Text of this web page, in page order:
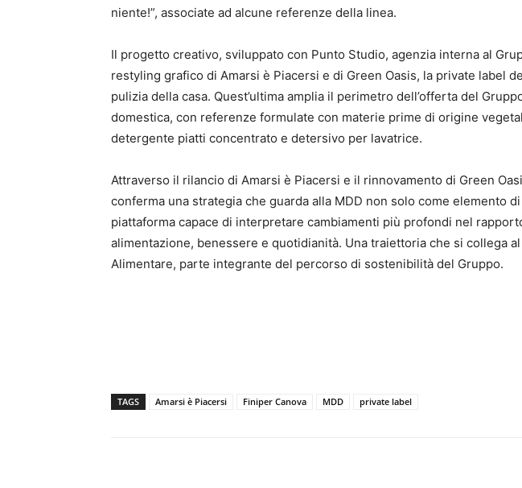
niente!”, associate ad alcune referenze della linea.
Il progetto creativo, sviluppato con Punto Studio, agenzia interna al
restyling grafico di Amarsi è Piacersi e di Green Oasis, la private label
pulizia della casa. Quest’ultima amplia il perimetro dell’offerta del
domestica, con referenze formulate con materie prime di origine
detergente piatti concentrato e detersivo per lavatrice.
Attraverso il rilancio di Amarsi è Piacersi e il rinnovamento di Green
conferma una strategia che guarda alla MDD non solo come elemento
piattaforma capace di interpretare cambiamenti più profondi nel
alimentazione, benessere e quotidianità. Una traiettoria che si collega
Alimentare, parte integrante del percorso di sostenibilità del Gruppo.
TAGS Amarsi è Piacersi Finiper Canova MDD private label